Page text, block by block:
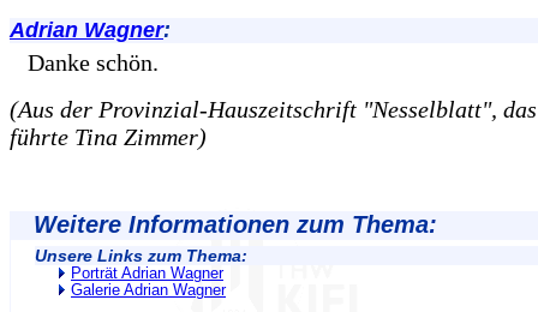
Adrian Wagner:
Danke schön.
(Aus der Provinzial-Hauszeitschrift "Nesselblatt",
führte Tina Zimmer)
Weitere Informationen zum Thema:
Unsere Links zum Thema:
Porträt Adrian Wagner
Galerie Adrian Wagner